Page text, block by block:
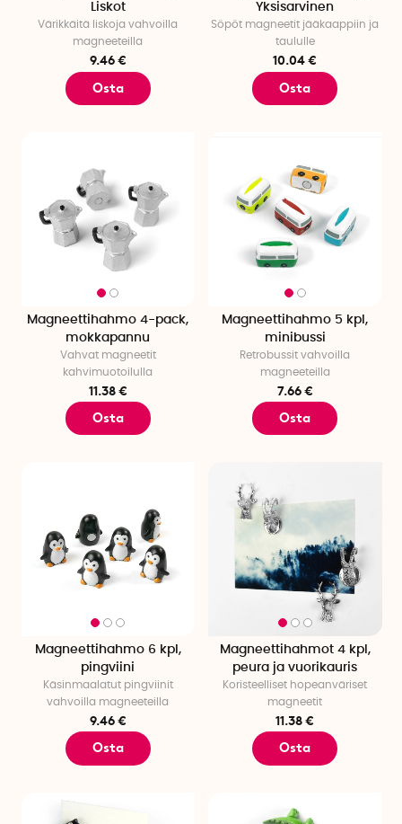
Liskot
Värikkäitä liskoja vahvoilla
magneeteilla
9.46 €
Osta
Yksisarvinen
Söpöt magneetit jääkaappiin ja
taululle
10.04 €
Osta
Magneettihahmo 4-pack,
mokkapannu
Vahvat magneetit
kahvimuotoilulla
11.38 €
Osta
Magneettihahmo 5 kpl,
minibussi
Retrobussit vahvoilla
magneeteilla
7.66 €
Osta
Magneettihahmo 6 kpl,
pingviini
Käsinmaalatut pingviinit
vahvoilla magneeteilla
9.46 €
Osta
Magneettihahmot 4 kpl,
peura ja vuorikauris
Koristeelliset hopeanväriset
magneetit
11.38 €
Osta